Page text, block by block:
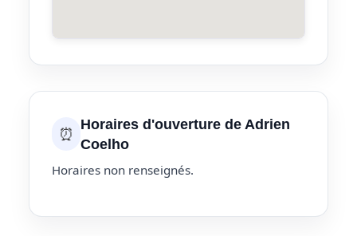
⏰ Horaires d'ouverture de Adrien
Coelho
Horaires non renseignés.